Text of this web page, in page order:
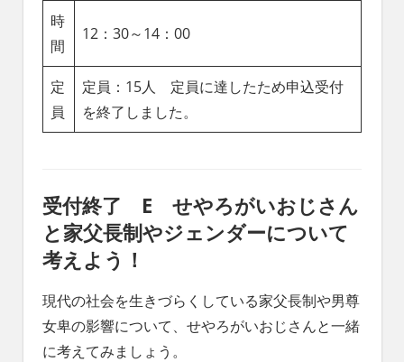
時
間
12：30～14：00
定
員
定員：15人 定員に達したため申込受付
を終了しました。
受付終了 E せやろがいおじさん
と家父長制やジェンダーについて
考えよう！
現代の社会を生きづらくしている家父長制や男尊
女卑の影響について、せやろがいおじさんと一緒
に考えてみましょう。